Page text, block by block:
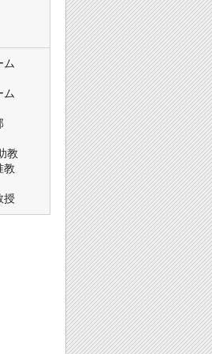
ム
ム
教
教
授